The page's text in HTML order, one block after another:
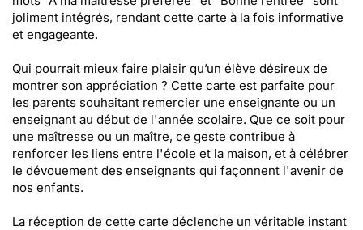
joliment intégrés, rendant cette carte à la fois informative
et engageante.
Qui pourrait mieux faire plaisir qu’un élève désireux de
montrer son appréciation ? Cette carte est parfaite pour
les parents souhaitant remercier une enseignante ou un
enseignant au début de l'année scolaire. Que ce soit pour
une maîtresse ou un maître, ce geste contribue à
renforcer les liens entre l'école et la maison, et à célébrer
le dévouement des enseignants qui façonnent l'avenir de
nos enfants.
La réception de cette carte déclenche un véritable instant